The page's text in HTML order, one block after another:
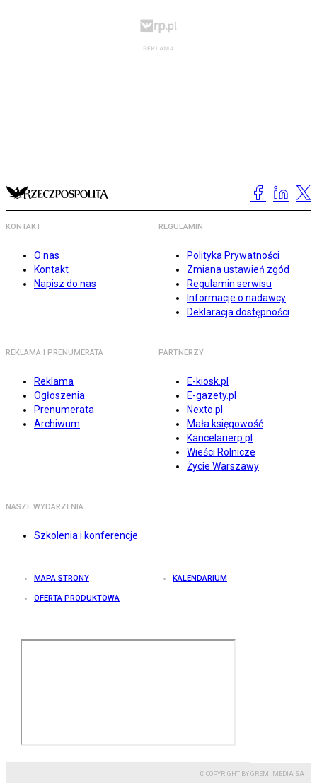
KONTAKT
O nas
Kontakt
Napisz do nas
REGULAMIN
Polityka Prywatności
Zmiana ustawień zgód
Regulamin serwisu
Informacje o nadawcy
Deklaracja dostępności
REKLAMA I PRENUMERATA
Reklama
Ogłoszenia
Prenumerata
Archiwum
PARTNERZY
E-kiosk.pl
E-gazety.pl
Nexto.pl
Mała księgowość
Kancelarierp.pl
Wieści Rolnicze
Życie Warszawy
NASZE WYDARZENIA
Szkolenia i konferencje
MAPA STRONY KALENDARIUM
OFERTA PRODUKTOWA
© COPYRIGHT BY GREMI MEDIA SA